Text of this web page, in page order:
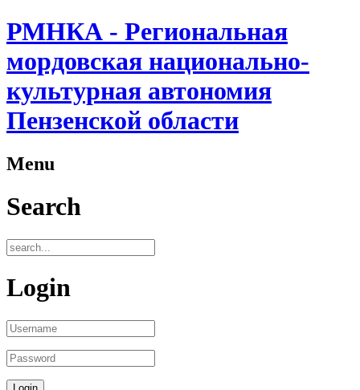
РМНКА - Региональная
мордовская национально-
культурная автономия
Пензенской области
Menu
Search
Login